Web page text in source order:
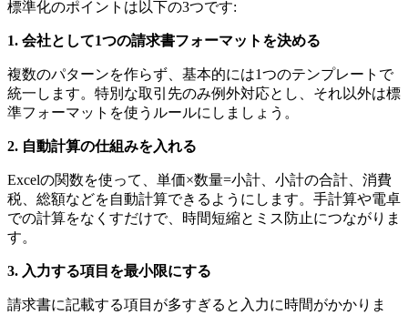
標準化のポイントは以下の3つです:
1. 会社として1つの請求書フォーマットを決める
複数のパターンを作らず、基本的には1つのテンプレートで
統一します。特別な取引先のみ例外対応とし、それ以外は標
準フォーマットを使うルールにしましょう。
2. 自動計算の仕組みを入れる
Excelの関数を使って、単価×数量=小計、小計の合計、消費
税、総額などを自動計算できるようにします。手計算や電卓
での計算をなくすだけで、時間短縮とミス防止につながりま
す。
3. 入力する項目を最小限にする
請求書に記載する項目が多すぎると入力に時間がかかりま